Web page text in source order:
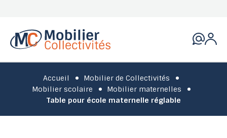
Accueil
Mobilier de Collectivités
Mobilier scolaire
Mobilier maternelles
Table pour école maternelle réglable